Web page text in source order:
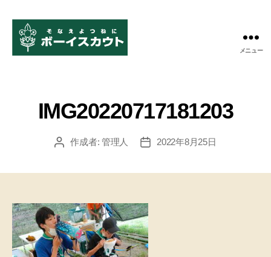
団
メニュー
IMG20220717181203
投
作成者: 管理人
投
2022年8月25日